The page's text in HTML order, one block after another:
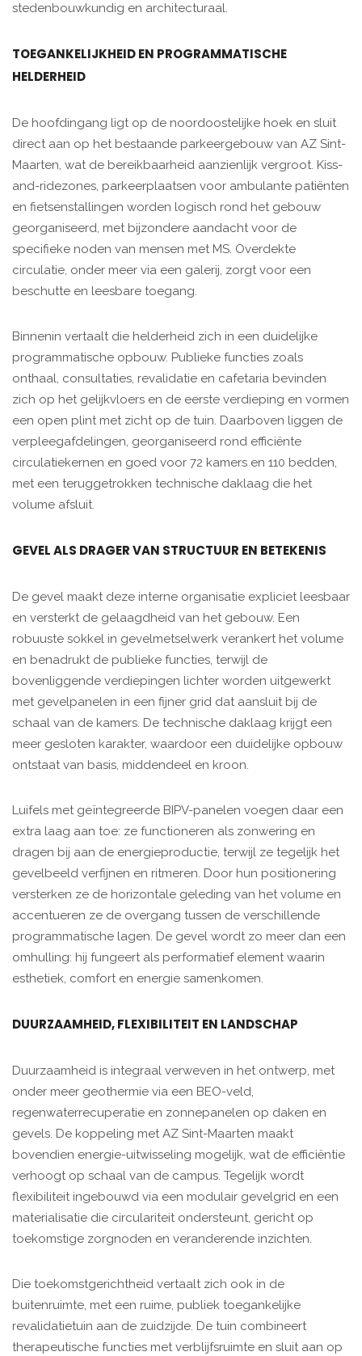
stedenbouwkundig en architecturaal.
TOEGANKELIJKHEID EN PROGRAMMATISCHE
HELDERHEID
De hoofdingang ligt op de noordoostelijke hoek en sluit
direct aan op het bestaande parkeergebouw van AZ Sint-
Maarten, wat de bereikbaarheid aanzienlijk vergroot. Kiss-
and-ridezones, parkeerplaatsen voor ambulante patiënten
en fietsenstallingen worden logisch rond het gebouw
georganiseerd, met bijzondere aandacht voor de
specifieke noden van mensen met MS. Overdekte
circulatie, onder meer via een galerij, zorgt voor een
beschutte en leesbare toegang.
Binnenin vertaalt die helderheid zich in een duidelijke
programmatische opbouw. Publieke functies zoals
onthaal, consultaties, revalidatie en cafetaria bevinden
zich op het gelijkvloers en de eerste verdieping en vormen
een open plint met zicht op de tuin. Daarboven liggen de
verpleegafdelingen, georganiseerd rond efficiënte
circulatiekernen en goed voor 72 kamers en 110 bedden,
met een teruggetrokken technische daklaag die het
volume afsluit.
GEVEL ALS DRAGER VAN STRUCTUUR EN BETEKENIS
De gevel maakt deze interne organisatie expliciet leesbaar
en versterkt de gelaagdheid van het gebouw. Een
robuuste sokkel in gevelmetselwerk verankert het volume
en benadrukt de publieke functies, terwijl de
bovenliggende verdiepingen lichter worden uitgewerkt
met gevelpanelen in een fijner grid dat aansluit bij de
schaal van de kamers. De technische daklaag krijgt een
meer gesloten karakter, waardoor een duidelijke opbouw
ontstaat van basis, middendeel en kroon.
Luifels met geïntegreerde BIPV-panelen voegen daar een
extra laag aan toe: ze functioneren als zonwering en
dragen bij aan de energieproductie, terwijl ze tegelijk het
gevelbeeld verfijnen en ritmeren. Door hun positionering
versterken ze de horizontale geleding van het volume en
accentueren ze de overgang tussen de verschillende
programmatische lagen. De gevel wordt zo meer dan een
omhulling: hij fungeert als performatief element waarin
esthetiek, comfort en energie samenkomen.
DUURZAAMHEID, FLEXIBILITEIT EN LANDSCHAP
Duurzaamheid is integraal verweven in het ontwerp, met
onder meer geothermie via een BEO-veld,
regenwaterrecuperatie en zonnepanelen op daken en
gevels. De koppeling met AZ Sint-Maarten maakt
bovendien energie-uitwisseling mogelijk, wat de efficiëntie
verhoogt op schaal van de campus. Tegelijk wordt
flexibiliteit ingebouwd via een modulair gevelgrid en een
materialisatie die circulariteit ondersteunt, gericht op
toekomstige zorgnoden en veranderende inzichten.
Die toekomstgerichtheid vertaalt zich ook in de
buitenruimte, met een ruime, publiek toegankelijke
revalidatietuin aan de zuidzijde. De tuin combineert
therapeutische functies met verblijfsruimte en sluit aan op